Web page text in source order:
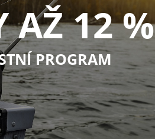
AŽ 12 %
PROGRAM